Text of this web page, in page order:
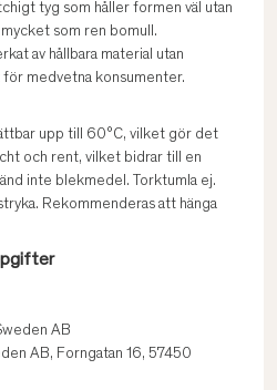
tyg som håller formen väl utan
som ren bomull.
av hållbara material utan
medvetna konsumenter.
upp till 60°C, vilket gör det
och rent, vilket bidrar till en
inte blekmedel. Torktumla ej.
Rekommenderas att hänga
AB
AB, Forngatan 16, 57450